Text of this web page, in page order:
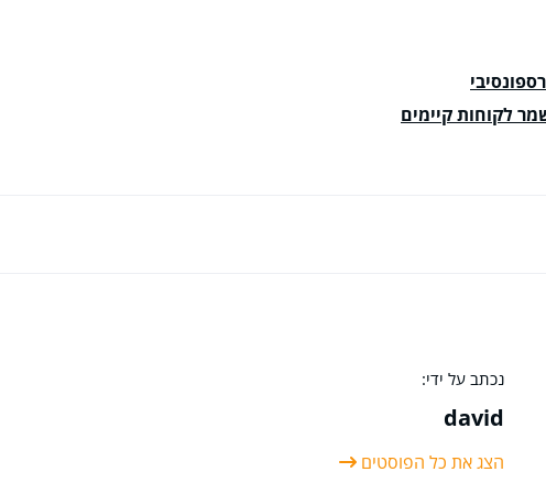
לקוחות קיימים
נכתב על ידי:
david
הצג את כל הפוסטים